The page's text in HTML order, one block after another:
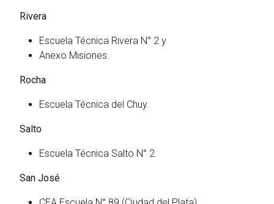
Rivera
Escuela Técnica Rivera N° 2 y
Anexo Misiones.
Rocha
Escuela Técnica del Chuy.
Salto
Escuela Técnica Salto N° 2.
San José